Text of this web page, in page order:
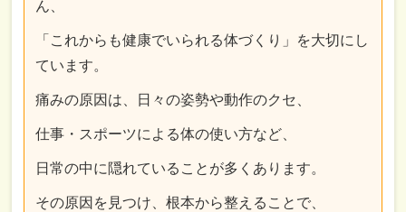
ん、
「これからも健康でいられる体づくり」を大切にし
ています。
痛みの原因は、日々の姿勢や動作のクセ、
仕事・スポーツによる体の使い方など、
日常の中に隠れていることが多くあります。
その原因を見つけ、根本から整えることで、